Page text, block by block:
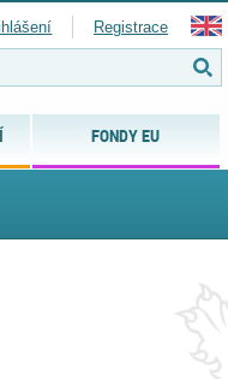
FONDY EU
Registrace